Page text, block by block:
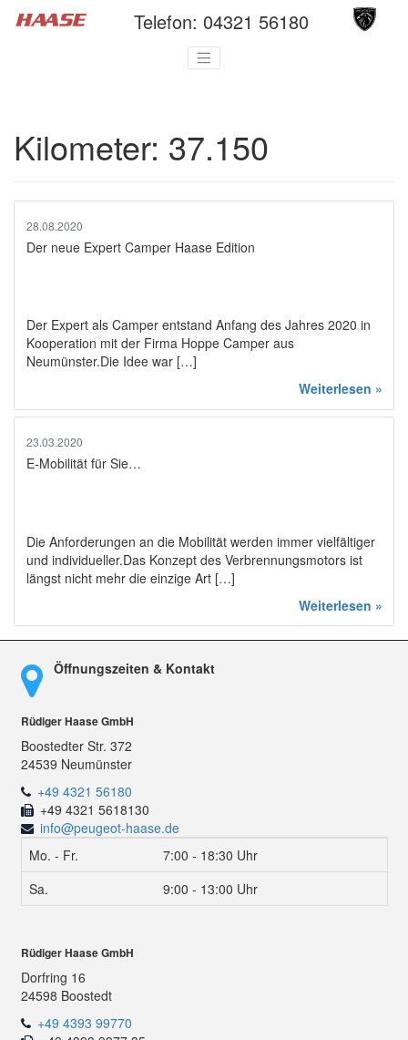
Telefon: 04321 56180
Kilometer: 37.150
28.08.2020
Der neue Expert Camper Haase Edition
Der Expert als Camper entstand Anfang des Jahres 2020 in
Kooperation mit der Firma Hoppe Camper aus
Neumünster.Die Idee war […]
Weiterlesen »
23.03.2020
E-Mobilität für Sie…
Die Anforderungen an die Mobilität werden immer vielfältiger
und individueller.Das Konzept des Verbrennungsmotors ist
längst nicht mehr die einzige Art […]
Weiterlesen »
Öffnungszeiten & Kontakt
Rüdiger Haase GmbH
Boostedter Str. 372
24539 Neumünster
+49 4321 56180
+49 4321 5618130
info@peugeot-haase.de
Mo. - Fr.
7:00 - 18:30 Uhr
Sa.
9:00 - 13:00 Uhr
Rüdiger Haase GmbH
Dorfring 16
24598 Boostedt
+49 4393 99770